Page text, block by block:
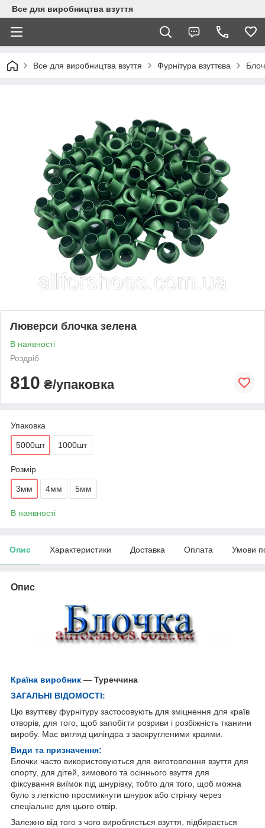
Все для виробництва взуття
Все для виробництва взуття Фурнітура взуттєва
Люверси блочка зелена
В наявності
Роздріб
810 ₴/упаковка
Упаковка
5000шт 1000шт
Розмір
3мм 4мм 5мм
В наявності
Опис Характеристики Доставка Оплата Умови
Опис
Країна виробник — Туреччина
ЗАГАЛЬНІ ВІДОМОСТІ:
Цю взуттєву фурнітуру застосовують для зміцнення для країв
отворів, для того, щоб запобігти розриви і розбіжність тканини
виробу. Має вигляд циліндра з заокругленими краями.
Види та призначення:
Блочки часто використовуються для виготовлення взуття для
спорту, для дітей, зимового та осіннього взуття для
фіксування виїмок під шнурівку, тобто для того, щоб можна
було з легкістю просмикнути шнурок або стрічку через
спеціальне для цього отвір.
Залежно від того з чого виробляється взуття, підбирається